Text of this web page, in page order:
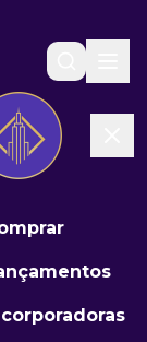
de Itapema -